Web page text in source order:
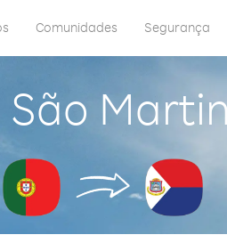
Comunidades Segurança